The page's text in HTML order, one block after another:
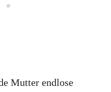
Mutter endlose